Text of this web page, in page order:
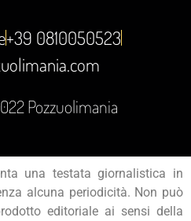
Pozzuolimania
+39 0810050523
una testata giornalistica in
alcuna periodicità. Non può
editoriale ai sensi della